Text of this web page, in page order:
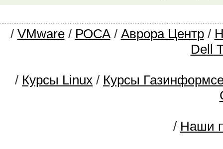
/ VMware/ РОСА/ Аврора Центр/
Dell
/ Курсы Linux / Курсы
/ Наши